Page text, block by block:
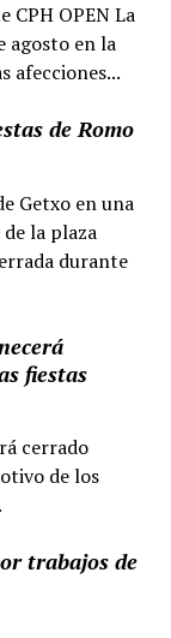
CPH OPEN La
agosto en la
afecciones...
de Romo
Getxo en una
la plaza
durante
fiestas
cerrado
de los
trabajos de